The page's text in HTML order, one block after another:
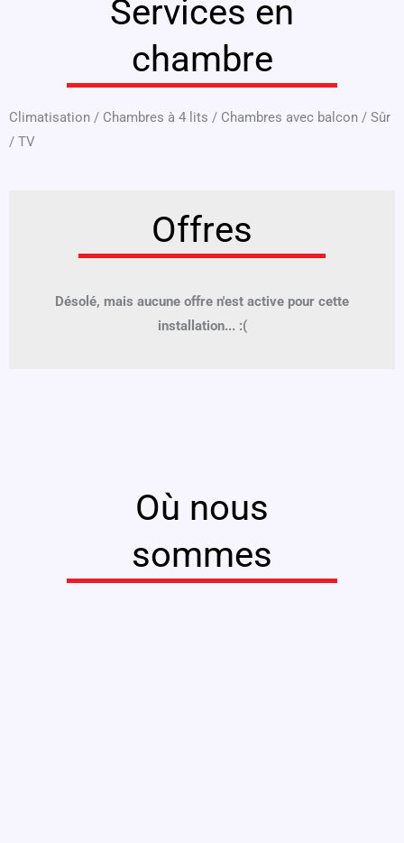
Services en
chambre
Climatisation / Chambres à 4 lits / Chambres avec balcon / Sûr
/ TV
Offres
Désolé, mais aucune offre n'est active pour cette
installation... :(
Où nous
sommes